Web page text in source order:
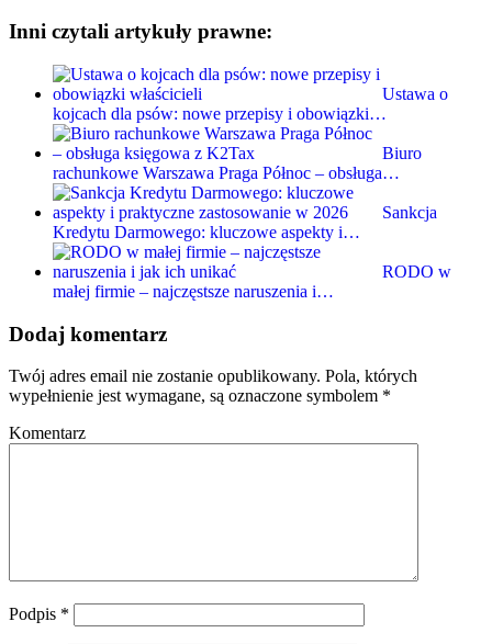
Inni czytali artykuły prawne:
Ustawa o
kojcach dla psów: nowe przepisy i obowiązki…
Biuro
rachunkowe Warszawa Praga Północ – obsługa…
Sankcja
Kredytu Darmowego: kluczowe aspekty i…
RODO w
małej firmie – najczęstsze naruszenia i…
Dodaj komentarz
Twój adres email nie zostanie opublikowany. Pola, których
wypełnienie jest wymagane, są oznaczone symbolem *
Komentarz
Podpis *